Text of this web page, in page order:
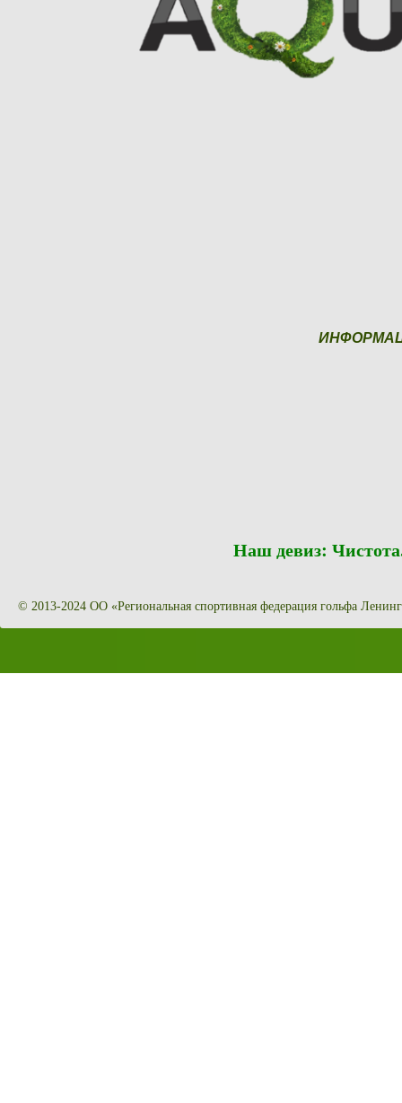
Наш девиз:
© 2013-2024 ОО «Региональная спортивная федерация гольфа